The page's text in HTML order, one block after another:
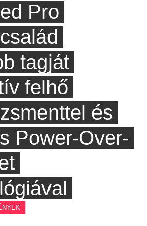
Pro
tagját
felhő
és
Power-Over-